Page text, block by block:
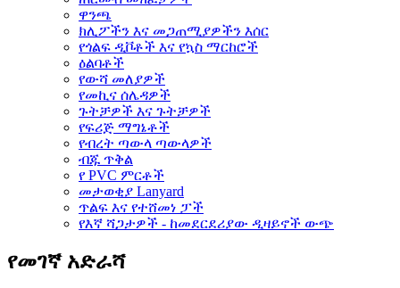
ዋንጫ
ክሊፖችን እና መጋጠሚያዎችን እሰር
የጎልፍ ዲቮቶች እና የኳስ ማርከሮች
ዕልባቶች
የውሻ መለያዎች
የመኪና ሰሌዳዎች
ጉትቻዎች እና ጉትቻዎች
የፍሪጅ ማግኔቶች
የብረት ጣውላ ጣውላዎች
ብጁ ጥቅል
የ PVC ምርቶች
መታወቂያ Lanyard
ጥልፍ እና የተሸመነ ፓች
የእኛ ሻጋታዎች - ከመደርደሪያው ዲዛይኖች ውጭ
የመገኛ አድራሻ